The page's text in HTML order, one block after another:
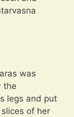
was
the
legs and put
of her